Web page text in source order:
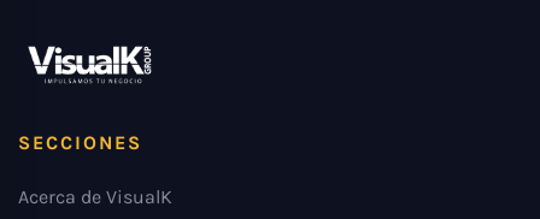
SECCIONES
Acerca de VisualK